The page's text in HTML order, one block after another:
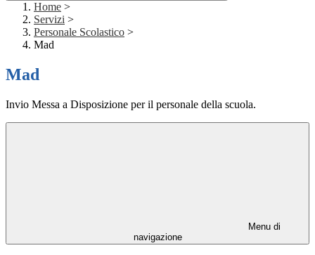
Home >
Servizi >
Personale Scolastico >
Mad
Mad
Invio Messa a Disposizione per il personale della scuola.
Menu di
navigazione